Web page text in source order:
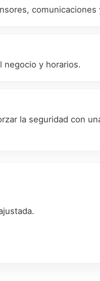
negocio y horarios.
la seguridad con